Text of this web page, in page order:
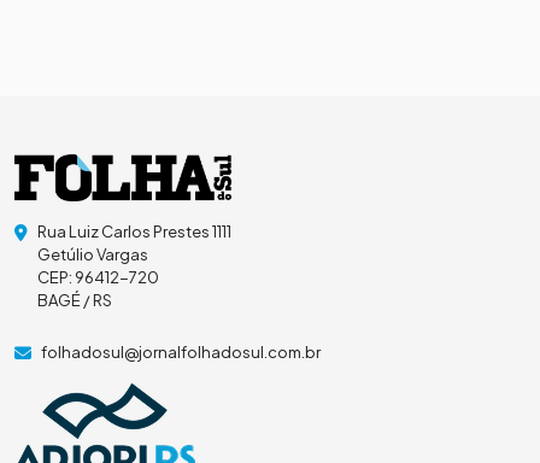
Rua Luiz Carlos Prestes 1111
Getúlio Vargas
CEP: 96412-720
BAGÉ / RS
folhadosul@jornalfolhadosul.com.br